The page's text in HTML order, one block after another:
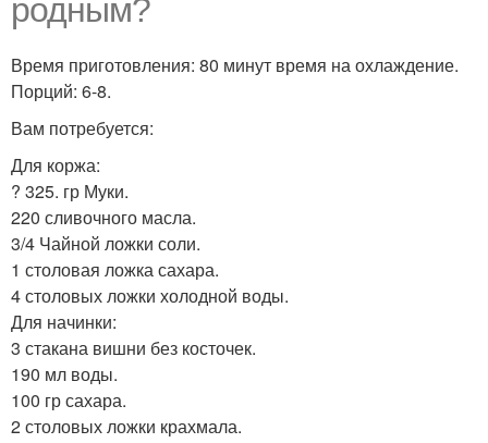
родным?
Время приготовления: 80 минут время на охлаждение.
Порций: 6-8.
Вам потребуется:
Для коржа:
? 325. гр Муки.
220 сливочного масла.
3/4 Чайной ложки соли.
1 столовая ложка сахара.
4 столовых ложки холодной воды.
Для начинки:
3 стакана вишни без косточек.
190 мл воды.
100 гр сахара.
2 столовых ложки крахмала.